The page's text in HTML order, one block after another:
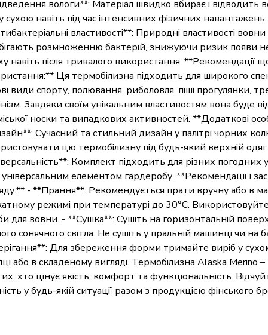
вологи**: Матеріал швидко вбирає і відводить
сухою навіть під час інтенсивних фізичних
властивості**: Природні властивості
розмноженню бактерій, знижуючи ризик появи
навіть після тривалого використання. **Рекомендації
Ця термобілизна підходить для широкого
види спорту, полювання, риболовля, піші прогулянки,
Завдяки своїм унiкальним властивостям вона буде
носки та випадкових активностей. **Додаткові
Сучасний та стильний дизайн у палітрі чорних
цю термобілизну під будь-який верхній
Комплект підходить для різних
елементом гардеробу. **Рекомендації і
- **Прання**: Рекомендується прати вручну або в
режимі при температурі до 30°C. Використовуйте
для вовни. - **Сушка**: Сушіть на горизонтальній
сонячного світла. Не сушіть у пральній машинці чи на
Для збереження форми тримайте виріб у
або в складеному вигляді. Термобілизна Alaska Merino
хто цінує якість, комфорт та функціональність.
у будь-якій ситуації разом з продукцією фінського